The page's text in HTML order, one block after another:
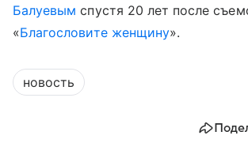
Балуевым спустя 20 лет после
«Благословите женщину».
новость